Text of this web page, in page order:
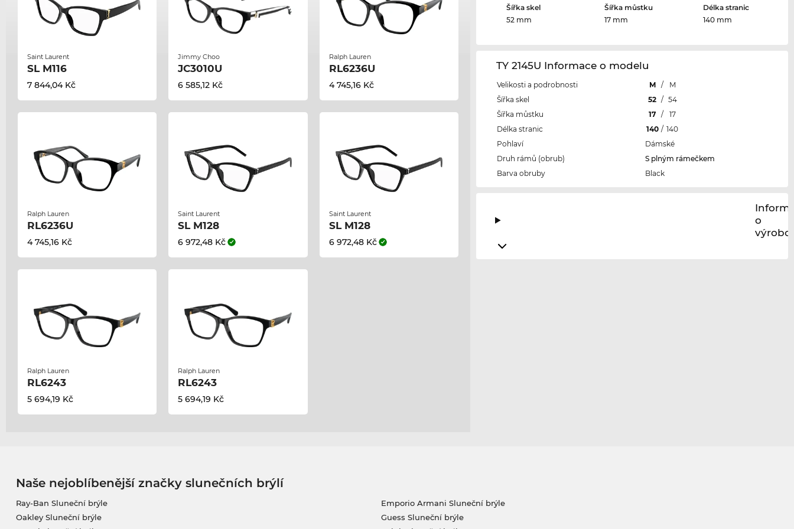
Saint Laurent
SL M116
7 844,04 Kč
Jimmy Choo
JC3010U
6 585,12 Kč
Ralph Lauren
RL6236U
4 745,16 Kč
Ralph Lauren
RL6236U
4 745,16 Kč
Saint Laurent
SL M128
6 972,48 Kč
Saint Laurent
SL M128
6 972,48 Kč
Ralph Lauren
RL6243
5 694,19 Kč
Ralph Lauren
RL6243
5 694,19 Kč
Šířka skel
52 mm
Šířka můstku
17 mm
Délka stranic
140 mm
TY 2145U Informace o modelu
Velikosti a podrobnosti M /
M
Šířka skel
52 / 54
Šířka můstku
17 /
17
Délka stranic
140 / 140
Pohlaví
Dámské
Druh rámů (obrub)
S plným rámečkem
Barva obruby
Black
o
výrobci
Naše nejoblíbenější značky slunečních brýlí
Ray-Ban Sluneční brýle
Oakley Sluneční brýle
Emporio Armani Sluneční brýle
Guess Sluneční brýle